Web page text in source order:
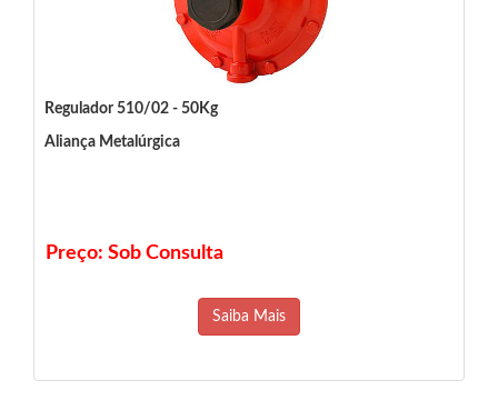
Regulador 510/02 - 50Kg
Aliança Metalúrgica
Preço: Sob Consulta
Saiba Mais